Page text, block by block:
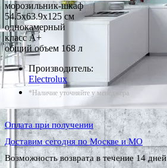
морозильник-шкаф
54.5x63.9x125 см
однокамерный
класс A+
общий объем 168 л
Производитель:
Electrolux
*Наличие уточняйте у менеджера
Оплата при получении
Доставим сегодня по Москве и МО
Возможность возврата в течение 14 дней